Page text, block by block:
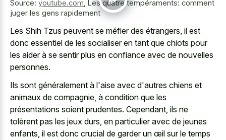
Source: youtube.com Les quatre tempéraments: comment
juger les gens rapidement
Les Shih Tzus peuvent se méfier des étrangers, il est
donc essentiel de les socialiser en tant que chiots pour
les aider à se sentir plus en confiance avec de nouvelles
personnes.
Ils sont généralement à l'aise avec d'autres chiens et
animaux de compagnie, à condition que les
présentations soient prudentes. Cependant, ils ne
tolèrent pas les jeux durs, en particulier avec de jeunes
enfants, il est donc crucial de garder un œil sur le temps